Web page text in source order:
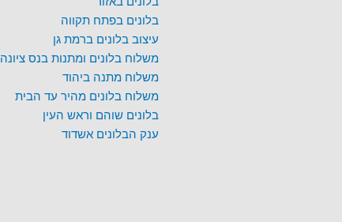
בלונים בפתח תקווה
עיצוב בלונים ברמת גן
משלוח בלונים ומתנות בנס ציונה
משלוח מתנה ביהוד
משלוח בלונים מהיר עד הבית
בלונים שוהם וראש העין
ענק הבלונים אשדוד